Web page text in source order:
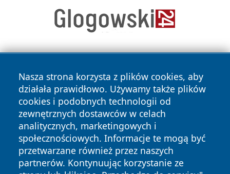
Nasza strona korzysta z plików cookies, aby
działała prawidłowo. Używamy także plików
cookies i podobnych technologii od
zewnętrznych dostawców w celach
analitycznych, marketingowych i
społecznościowych. Informacje te mogą być
przetwarzane również przez naszych
partnerów. Kontynuując korzystanie ze
Copyright © 2026 wrotatarnowa.pl Wszystkie prawa
zastrzeżone.
News Autorzy
Polityka
Polityka